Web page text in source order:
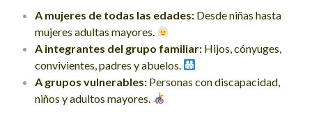
A mujeres de todas las edades: Desde niñas hasta
mujeres adultas mayores.
A integrantes del grupo familiar: Hijos, cónyuges,
convivientes, padres y abuelos.
A grupos vulnerables: Personas con discapacidad,
niños y adultos mayores.